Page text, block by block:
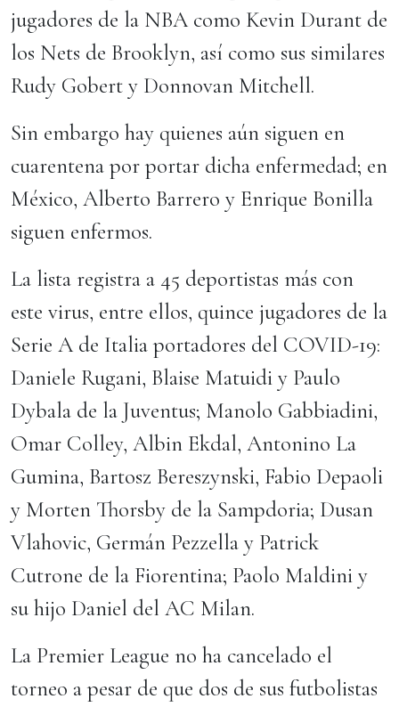
jugadores de la NBA como Kevin Durant de
los Nets de Brooklyn, así como sus similares
Rudy Gobert y Donnovan Mitchell.
Sin embargo hay quienes aún siguen en
cuarentena por portar dicha enfermedad; en
México, Alberto Barrero y Enrique Bonilla
siguen enfermos.
La lista registra a 45 deportistas más con
este virus, entre ellos, quince jugadores de la
Serie A de Italia portadores del COVID-19:
Daniele Rugani, Blaise Matuidi y Paulo
Dybala de la Juventus; Manolo Gabbiadini,
Omar Colley, Albin Ekdal, Antonino La
Gumina, Bartosz Bereszynski, Fabio Depaoli
y Morten Thorsby de la Sampdoria; Dusan
Vlahovic, Germán Pezzella y Patrick
Cutrone de la Fiorentina; Paolo Maldini y
su hijo Daniel del AC Milan.
La Premier League no ha cancelado el
torneo a pesar de que dos de sus futbolistas